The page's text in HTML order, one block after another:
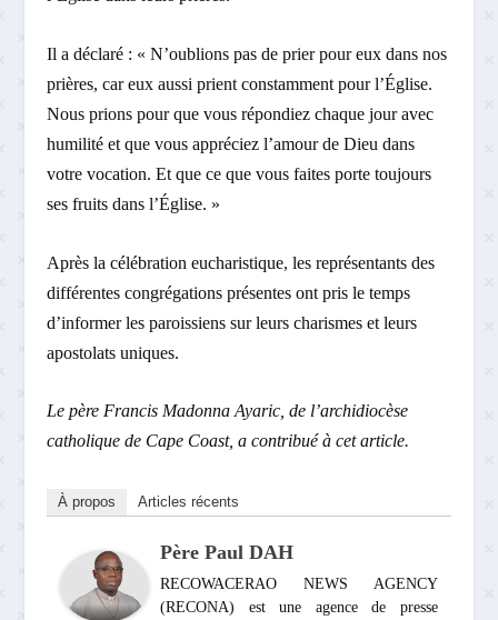
Il a déclaré : « N’oublions pas de prier pour eux dans nos
prières, car eux aussi prient constamment pour l’Église.
Nous prions pour que vous répondiez chaque jour avec
humilité et que vous appréciez l’amour de Dieu dans
votre vocation. Et que ce que vous faites porte toujours
ses fruits dans l’Église. »
Après la célébration eucharistique, les représentants des
différentes congrégations présentes ont pris le temps
d’informer les paroissiens sur leurs charismes et leurs
apostolats uniques.
Le père Francis Madonna Ayaric, de l’archidiocèse
catholique de Cape Coast, a contribué à cet article.
À propos Articles récents
Père Paul DAH
RECOWACERAO NEWS AGENCY
(RECONA) est une agence de presse